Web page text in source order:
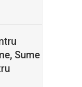
Sume